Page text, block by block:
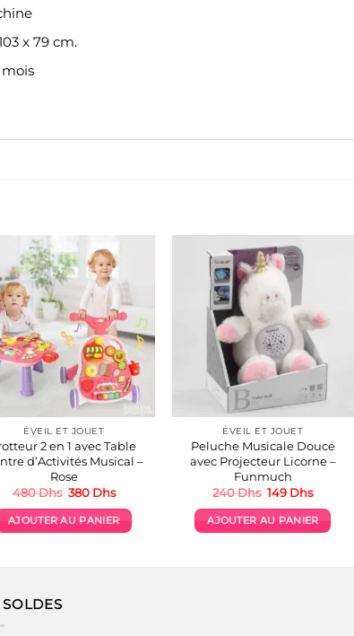
x 79 cm.
ÉVEIL ET JOUET
2 en 1 avec Table
d’Activités Musical –
Rose
480Dhs Le
initial
était :
380 DhsLe
actuel
est :
AJOUTER AU PANIER
ÉVEIL ET JOUET
Peluche Musicale Douce
avec Projecteur Licorne –
Funmuch
240Dhs Le
initial
était :
149 DhsLe
actuel
est :
AJOUTER AU PANIER